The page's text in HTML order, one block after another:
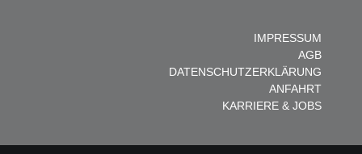
IMPRESSUM
AGB
DATENSCHUTZERKLÄRUNG
ANFAHRT
KARRIERE & JOBS